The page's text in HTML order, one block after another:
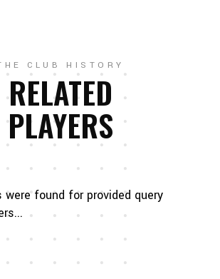
CLUB HISTORY
RELATED
PLAYERS
were found for provided query